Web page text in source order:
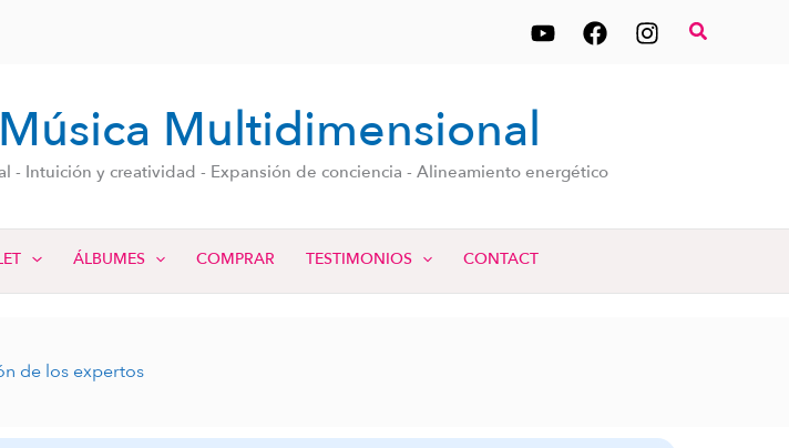
Buscar
Multidimensional
- Intuición y creatividad - Expansión de conciencia - Alineamiento energético
ÁLBUMES COMPRAR TESTIMONIOS CONTACT
de los expertos